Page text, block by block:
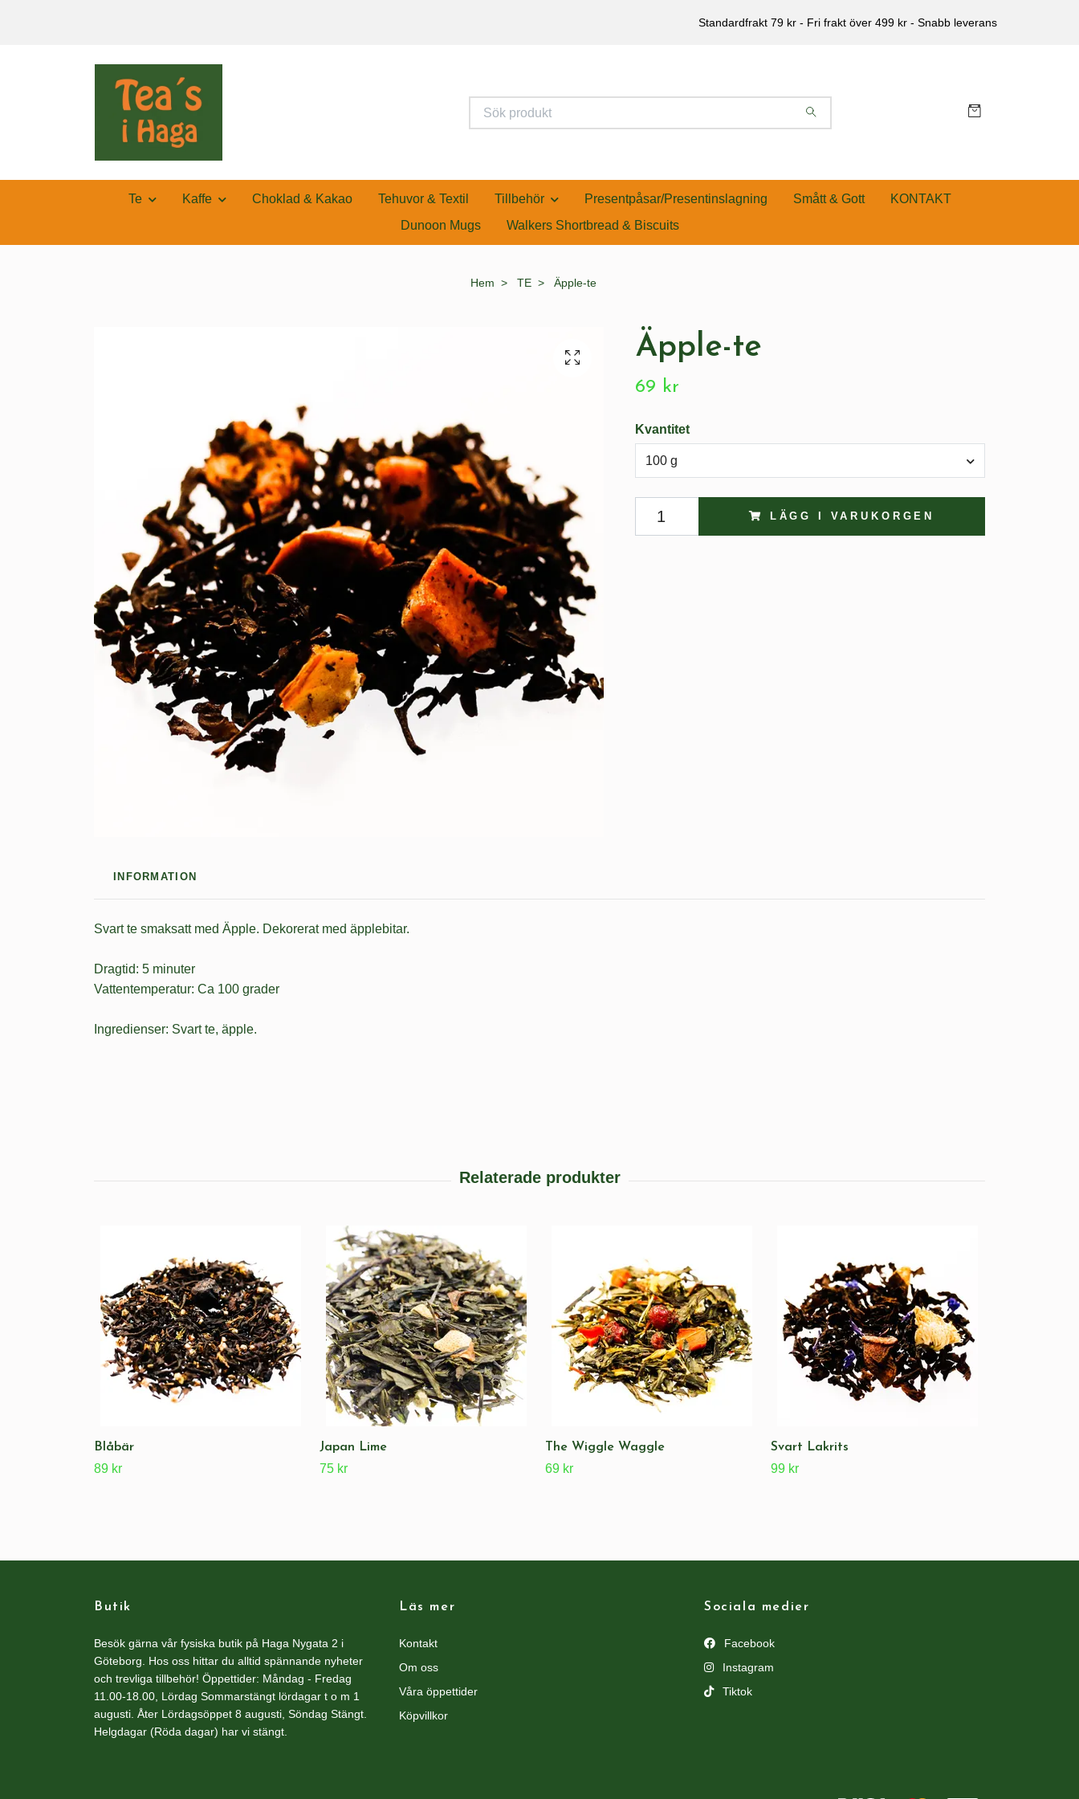
Standardfrakt 79 kr - Fri frakt över 499 kr - Snabb leverans
Te Kaffe Choklad & Kakao Tehuvor & Textil Tillbehör Presentpåsar/Presentinslagning Smått & Gott
KONTAKT
Dunoon Mugs
Walkers Shortbread & Biscuits
Hem TE Äpple-te
Äpple-te
69 kr
Kvantitet
100 g
LÄGG I VARUKORGEN
INFORMATION
Svart te smaksatt med Äpple. Dekorerat med äpplebitar.
Dragtid: 5 minuter
Vattentemperatur: Ca 100 grader
Ingredienser: Svart te, äpple.
Blåbär
89 kr
Japan Lime
75 kr
The Wiggle Waggle
69 kr
Svart Lakrits
99 kr
Butik
Besök gärna vår fysiska butik på Haga Nygata 2 i
Göteborg. Hos oss hittar du alltid spännande nyheter
och trevliga tillbehör! Öppettider: Måndag - Fredag
11.00-18.00, Lördag Sommarstängt lördagar t o m 1
augusti. Åter Lördagsöppet 8 augusti, Söndag Stängt.
Helgdagar (Röda dagar) har vi stängt.
Läs mer
Kontakt
Om oss
Våra öppettider
Köpvillkor
Sociala medier
Facebook
Instagram
Tiktok